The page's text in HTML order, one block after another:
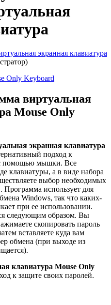
экранная клавиатура
Only Keyboard
виртуальная
Mouse Only
экранная клавиатура
подход к
помощью мышки. Все
клавиатуры, а в виде набора
выбор необходимых
использует для
Windows, так что каких-
при ее использовании.
следующим образом. Вы
скопировать пароль
вставляете куда вам
обмена (при выходе из
клавиатура Mouse Only
к защите своих паролей.